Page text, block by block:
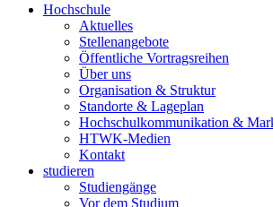
Hochschule
Aktuelles
Stellenangebote
Öffentliche Vortragsreihen
Über uns
Organisation & Struktur
Standorte & Lageplan
Hochschulkommunikation &
HTWK-Medien
Kontakt
studieren
Studiengänge
Vor dem Studium